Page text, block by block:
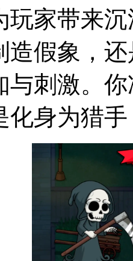
玩家带来
造假象，
与刺激。
化身为猎